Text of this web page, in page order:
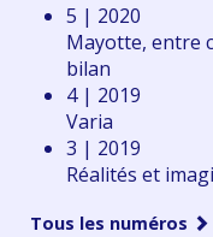
5 | 2020
Mayotte, entre
bilan
4 | 2019
Varia
3 | 2019
Réalités et
Tous les numéros